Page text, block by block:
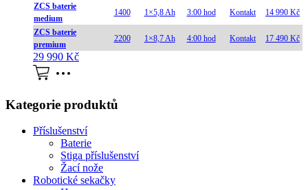
ZCS baterie
medium
1400 1×5,8 Ah 3:00 hod Kontakt 14 990 Kč
ZCS baterie
premium
2200 1×8,7 Ah 4:00 hod Kontakt 17 490 Kč
29 990 Kč
Kategorie produktů
Příslušenství
Baterie
Stiga příslušenství
Žací nože
Robotické sekačky